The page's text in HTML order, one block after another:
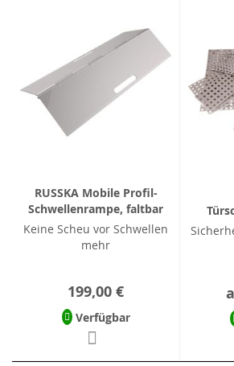
RUSSKA Mobile Profil-
Schwellenrampe, faltbar
Keine Scheu vor Schwellen
mehr
199,00 €
Verfügbar